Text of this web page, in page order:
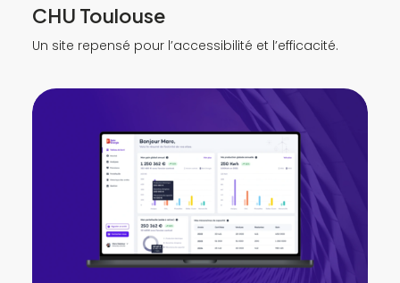
CHU Toulouse
Un site repensé pour l’accessibilité et l’efficacité.